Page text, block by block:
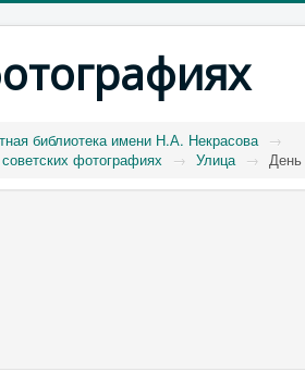
библиотека имени Н.А. Некрасова →
фотографиях → Улица →